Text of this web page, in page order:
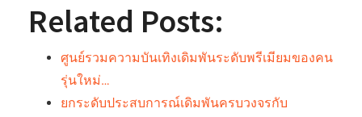
Related Posts:
ศูนย์รวมความบันเทิงเดิมพันระดับพรีเมียมของคน
รุ่นใหม่…
ยกระดับประสบการณ์เดิมพันครบวงจรกับ